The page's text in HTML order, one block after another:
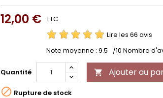
12,00 € TTC
Lire les 66 avis
Note moyenne : 9.5 /10 Nombre
Quantité  Ajouter au
 Rupture de stock